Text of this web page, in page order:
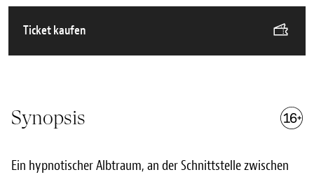
Ticket kaufen
Synopsis
Ein hypnotischer Albtraum, an der Schnittstelle zwischen